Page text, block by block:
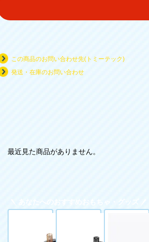
この商品のお問い合わせ先(トミーテック)
発送・在庫のお問い合わせ
最近見た商品がありません。